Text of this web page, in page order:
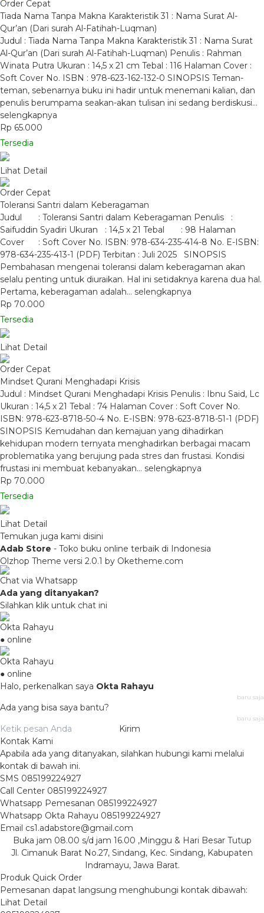
Order Cepat
Tiada Nama Tanpa Makna Karakteristik 31 : Nama Surat Al-
Qur’an (Dari surah Al-Fatihah-Luqman)
Judul : Tiada Nama Tanpa Makna Karakteristik 31 : Nama Surat
Al-Qur’an (Dari surah Al-Fatihah-Luqman) Penulis : Rahman
Winata Putra Ukuran : 14,5 x 21 cm Tebal : 116 Halaman Cover :
Soft Cover No. ISBN : 978-623-162-132-0 SINOPSIS Teman-
teman, sebenarnya buku ini hadir untuk menemani kalian, dan
penulis berumpama seakan-akan tulisan ini sedang berdiskusi…
selengkapnya
Rp 65.000
Tersedia
Lihat Detail
Order Cepat
Toleransi Santri dalam Keberagaman
Judul : Toleransi Santri dalam Keberagaman Penulis :
Saifuddin Syadiri Ukuran : 14,5 x 21 Tebal : 98 Halaman
Cover : Soft Cover No. ISBN: 978-634-235-414-8 No. E-ISBN:
978-634-235-413-1 (PDF) Terbitan : Juli 2025 SINOPSIS
Pembahasan mengenai toleransi dalam keberagaman akan
selalu penting untuk diuraikan. Hal ini setidaknya karena dua hal.
Pertama, keberagaman adalah… selengkapnya
Rp 70.000
Tersedia
Lihat Detail
Order Cepat
Mindset Qurani Menghadapi Krisis
Judul : Mindset Qurani Menghadapi Krisis Penulis : Ibnu Said, Lc
Ukuran : 14,5 x 21 Tebal : 74 Halaman Cover : Soft Cover No.
ISBN: 978-623-8718-50-4 No. E-ISBN: 978-623-8718-51-1 (PDF)
SINOPSIS Kemudahan dan kemajuan yang dihadirkan
kehidupan modern ternyata menghadirkan berbagai macam
problematika yang berujung pada stres dan frustasi. Kondisi
frustasi ini membuat kebanyakan… selengkapnya
Rp 70.000
Tersedia
Lihat Detail
Temukan juga kami disini
Adab Store - Toko buku online terbaik di Indonesia
Olzhop Theme versi 2.0.1 by Oketheme.com
Chat via Whatsapp
Ada yang ditanyakan?
Silahkan klik untuk chat ini
Okta Rahayu
● online
Okta Rahayu
● online
Halo, perkenalkan saya Okta Rahayu
baru saja
Ada yang bisa saya bantu?
baru saja
Kirim
Kontak Kami
Apabila ada yang ditanyakan, silahkan hubungi kami melalui
kontak di bawah ini.
SMS 085199224927
Call Center 085199224927
Whatsapp Pemesanan 085199224927
Whatsapp Okta Rahayu 085199224927
Email cs1.adabstore@gmail.com
Buka jam 08.00 s/d jam 16.00 ,Minggu & Hari Besar Tutup
Jl. Cimanuk Barat No.27, Sindang, Kec. Sindang, Kabupaten
Indramayu, Jawa Barat.
Produk Quick Order
Pemesanan dapat langsung menghubungi kontak dibawah:
Lihat Detail